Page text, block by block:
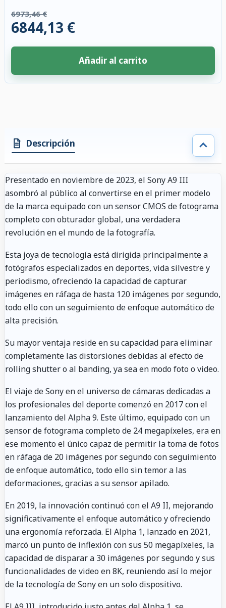
6973,46 €
6844,13 €
Añadir al carrito
Descripción
Presentado en noviembre de 2023, el Sony A9 III
asombró al público al convertirse en el primer modelo
de la marca equipado con un sensor CMOS de fotograma
completo con obturador global, una verdadera
revolución en el mundo de la fotografía.
Esta joya de tecnología está dirigida principalmente a
fotógrafos especializados en deportes, vida silvestre y
periodismo, ofreciendo la capacidad de capturar
imágenes en ráfaga de hasta 120 imágenes por segundo,
todo ello con un seguimiento de enfoque automático de
alta precisión.
Su mayor ventaja reside en su capacidad para eliminar
completamente las distorsiones debidas al efecto de
rolling shutter o al banding, ya sea en modo foto o video.
El viaje de Sony en el universo de cámaras dedicadas a
los profesionales del deporte comenzó en 2017 con el
lanzamiento del Alpha 9. Este último, equipado con un
sensor de fotograma completo de 24 megapíxeles, era en
ese momento el único capaz de permitir la toma de fotos
en ráfaga de 20 imágenes por segundo con seguimiento
de enfoque automático, todo ello sin temor a las
deformaciones, gracias a su sensor apilado.
En 2019, la innovación continuó con el A9 II, mejorando
significativamente el enfoque automático y ofreciendo
una ergonomía reforzada. El Alpha 1, lanzado en 2021,
marcó un punto de inflexión con sus 50 megapíxeles, la
capacidad de disparar a 30 imágenes por segundo y sus
funcionalidades de video en 8K, reuniendo así lo mejor
de la tecnología de Sony en un solo dispositivo.